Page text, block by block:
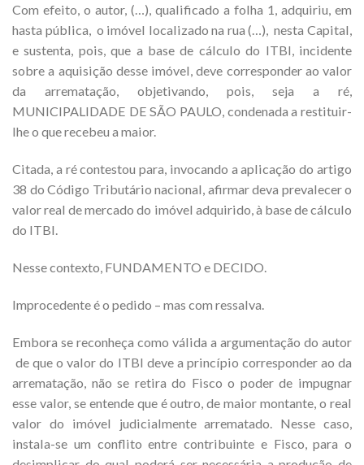
Com efeito, o autor, (…), qualificado a folha 1, adquiriu, em
hasta pública, o imóvel localizado na rua (…), nesta Capital,
e sustenta, pois, que a base de cálculo do ITBI, incidente
sobre a aquisição desse imóvel, deve corresponder ao valor
da arrematação, objetivando, pois, seja a ré,
MUNICIPALIDADE DE SÃO PAULO, condenada a restituir-
lhe o que recebeu a maior.
Citada, a ré contestou para, invocando a aplicação do artigo
38 do Código Tributário nacional, afirmar deva prevalecer o
valor real de mercado do imóvel adquirido, à base de cálculo
do ITBI.
Nesse contexto, FUNDAMENTO e DECIDO.
Improcedente é o pedido – mas com ressalva.
Embora se reconheça como válida a argumentação do autor
de que o valor do ITBI deve a princípio corresponder ao da
arrematação, não se retira do Fisco o poder de impugnar
esse valor, se entende que é outro, de maior montante, o real
valor do imóvel judicialmente arrematado. Nesse caso,
instala-se um conflito entre contribuinte e Fisco, para o